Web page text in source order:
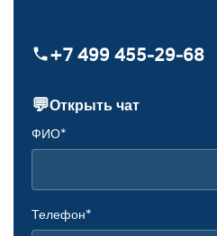
+7 499 455‑29‑68
💬Открыть чат
ФИО*
Телефон*